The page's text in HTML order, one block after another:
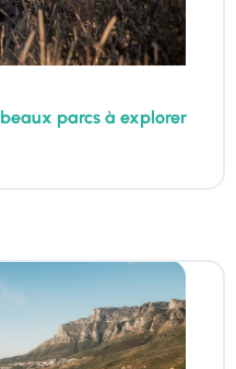
parcs à explorer